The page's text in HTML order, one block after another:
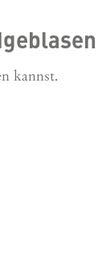
kannst.